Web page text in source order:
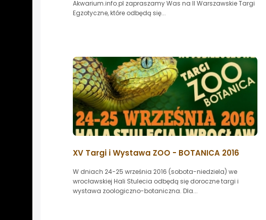
Akwarium.info.pl zapraszamy Was na II Warszawskie Targi
Egzotyczne, które odbędą się...
XV Targi i Wystawa ZOO - BOTANICA 2016
W dniach 24-25 września 2016 (sobota-niedziela) we
wrocławskiej Hali Stulecia odbędą się doroczne targi i
wystawa zoologiczno-botaniczna. Dla...